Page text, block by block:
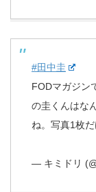
#田中圭
FODマガジン
の圭くんはな
ね。写真1枚
— キミドリ